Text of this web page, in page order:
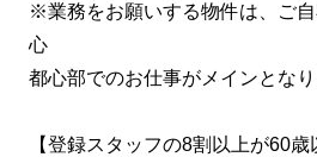
※業務をお願いする物件は、ご
心
都心部でのお仕事がメインとな
【登録スタッフの8割以上が60歳